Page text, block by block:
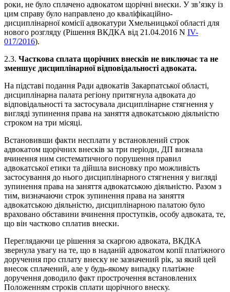
роки, не було сплачено адвокатом щорічні внески. У зв’язку із
цим справу було направлено до кваліфікаційно-
дисциплінарної комісії адвокатури Хмельницької області для
нового розгляду (Рішення ВКДКА від 21.04.2016 N IV-
017/2016).
2.3. Часткова сплата щорічних внесків не виключає та не
зменшує дисциплінарної відповідальності адвоката.
На підставі подання Ради адвокатів Закарпатської області,
дисциплінарна палата регіону притягнула адвоката до
відповідальності та застосувала дисциплінарне стягнення у
вигляді зупинення права на заняття адвокатською діяльністю
строком на три місяці.
Встановивши факти несплати у встановлений строк
адвокатом щорічних внесків за три періоди, ДП визнала
вчинення ним систематичного порушення правил
адвокатської етики та дійшла висновку про можливість
застосування до нього дисциплінарного стягнення у вигляді
зупинення права на заняття адвокатською діяльністю. Разом з
тим, визначаючи строк зупинення права на заняття
адвокатською діяльністю, дисциплінарною палатою було
враховано обставини вчинення проступків, особу адвоката, те,
що він частково сплатив внески.
Переглядаючи це рішення за скаргою адвоката, ВКДКА
звернула увагу на те, що в наданій адвокатом копії платіжного
доручення про сплату внеску не зазначений рік, за який цей
внесок сплачений, але у будь-якому випадку платіжне
доручення доводило факт прострочення встановлених
Положенням строків сплати щорічного внеску.